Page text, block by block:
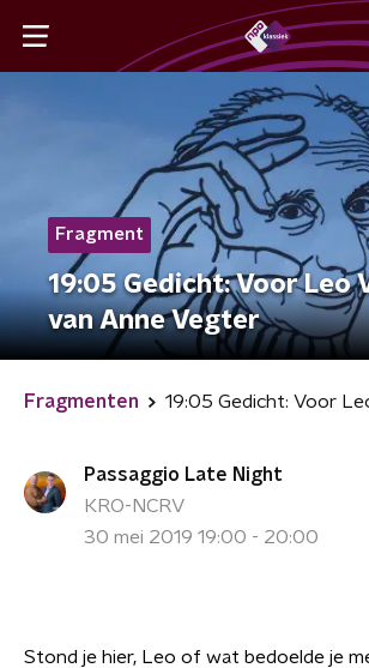
Fragment
19:05 Gedicht: Voor Leo
van Anne Vegter
Fragmenten
Passaggio Late Night
KRO-NCRV
30 mei 2019 19:00 - 20:00
Stond je hier, Leo of wat bedoelde je